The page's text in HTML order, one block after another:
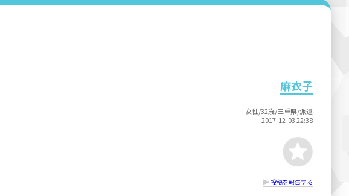
麻衣子
女性/32歳/三重県/派遣
2017-12-03 22:38
投稿を報告する